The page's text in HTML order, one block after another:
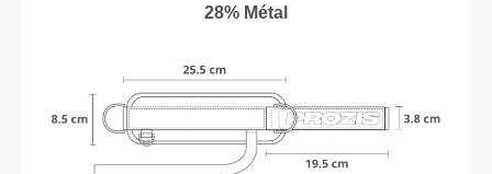
28% Métal